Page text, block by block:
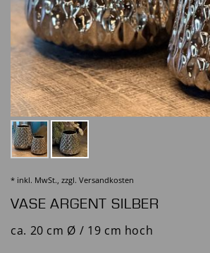
* inkl. MwSt., zzgl. Versandkosten
VASE ARGENT SILBER
ca. 20 cm Ø / 19 cm hoch